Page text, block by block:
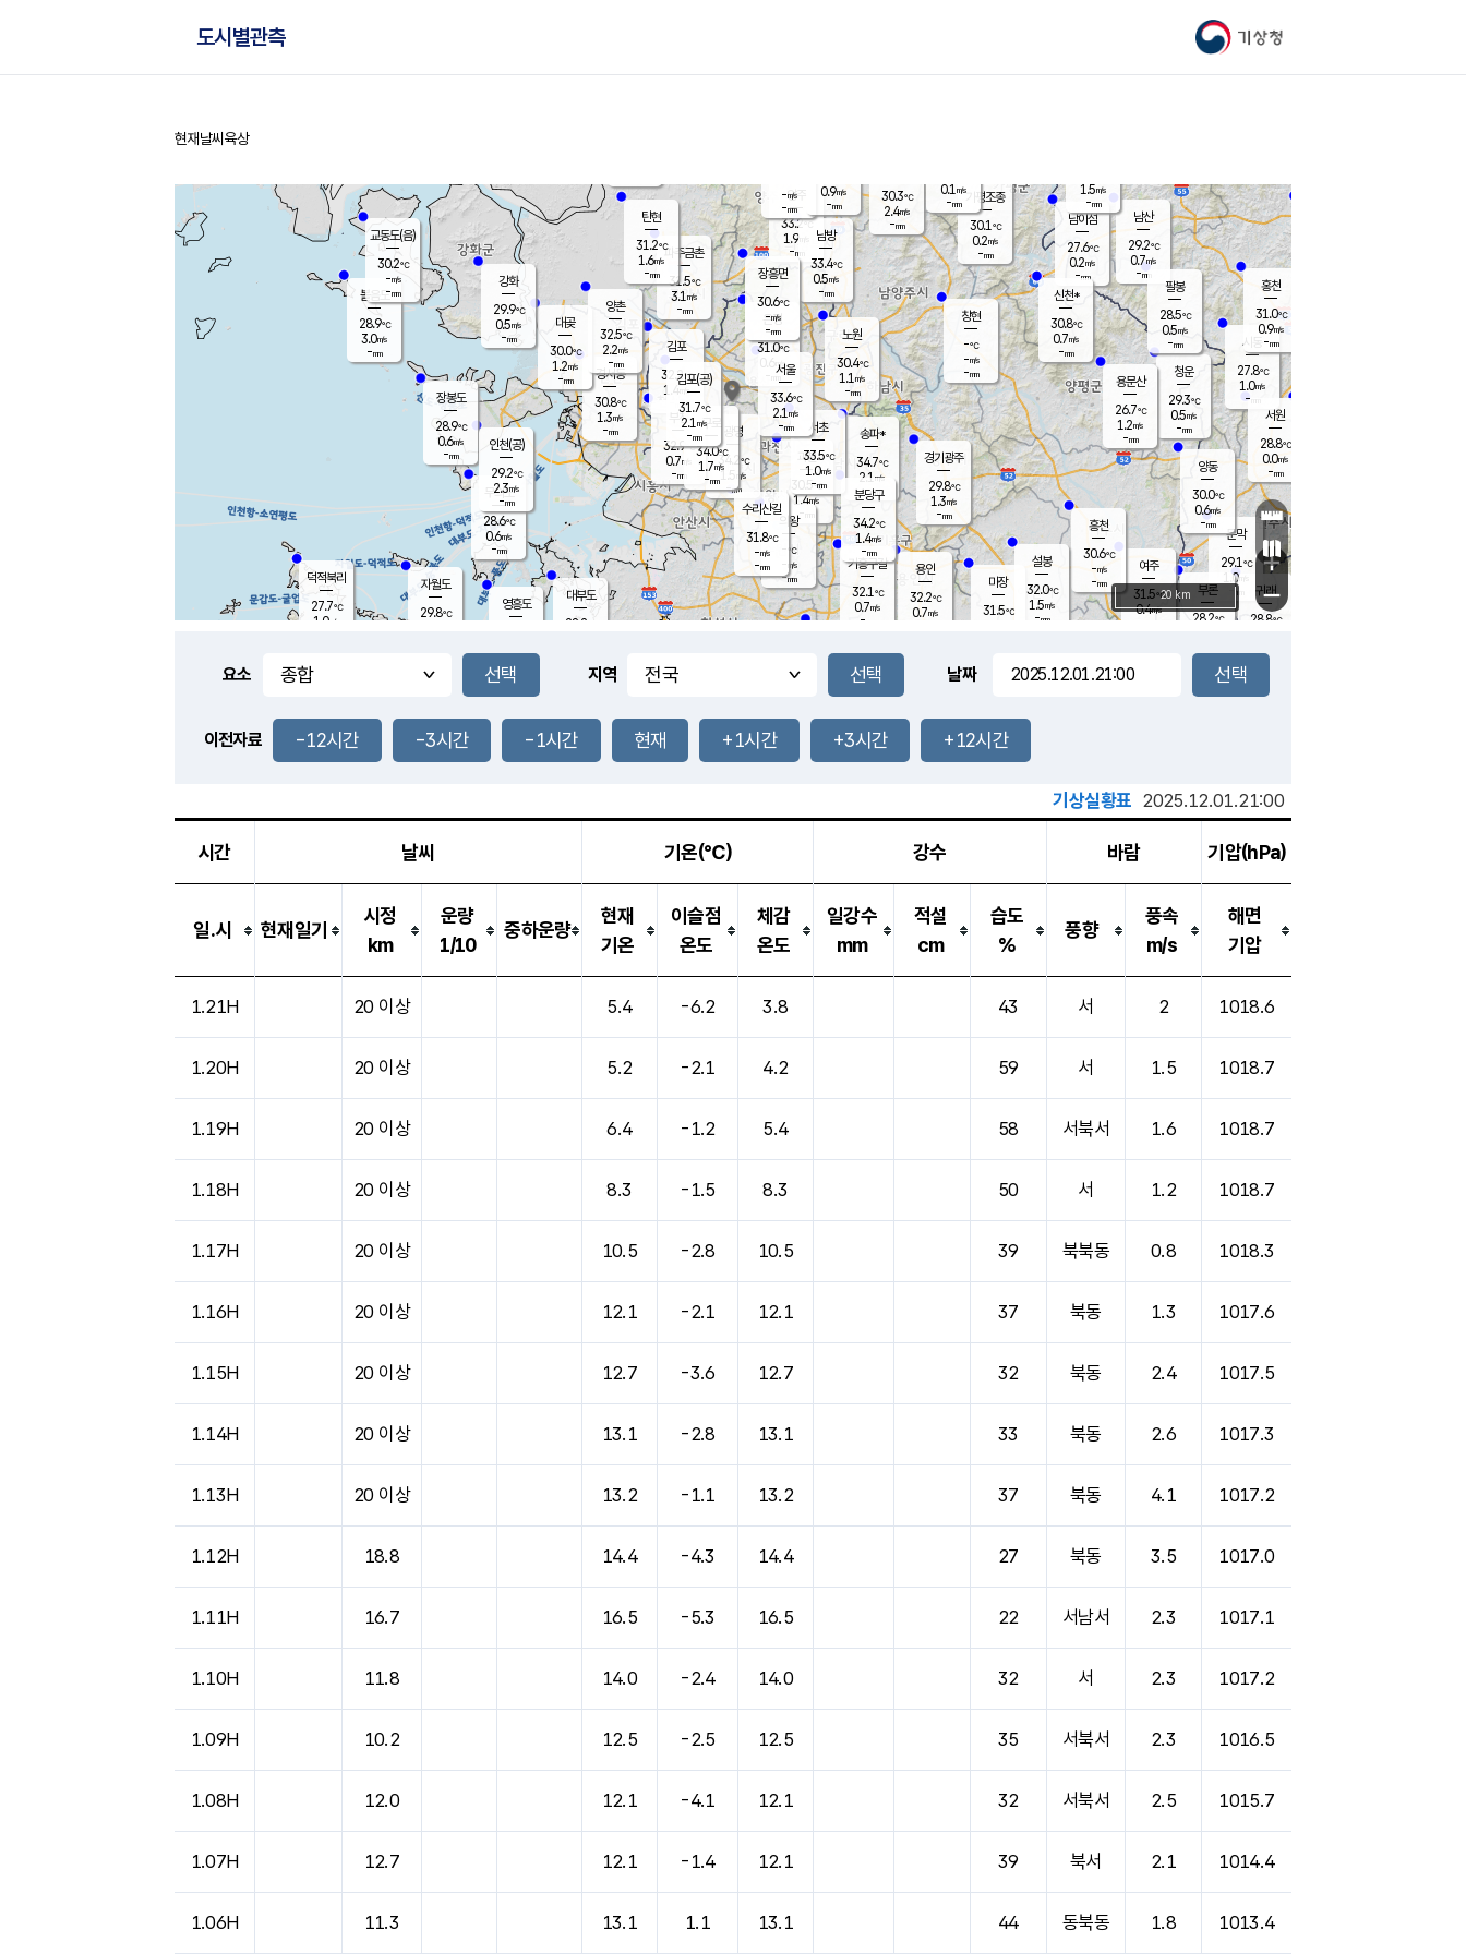
기상청
도시별관측
홈
현재날씨 육상
풍도
1.8m/s
문막
29.1℃
1.0m/s
mm
남이섬
27.6℃
0.2m/s
-mm
무의도
28.6℃
0.6m/s
-mm
영흥도
볼음도
28.9℃
3.0m/s
-mm
자월도
29.8℃
양주
33.2℃
1.9
-mm
부론
28.2℃
과천
30.5℃
1.4m/s
- mm
남산
29.2℃
0.7m/s
-mm
장봉도
28.9℃
0.6m/s
-mm
-mm
청운
29.3℃
0.5m/s
-mm
팔봉
28.5℃
0.5m/s
-mm
-mm
용인
32.2℃
0.7m/s
여주
31.5℃
0.4m/s
양동
30.0℃
0.6m/s
-mm
경기광주
29.8℃
1.3m/s
-mm
장호원
1.5m/s
-mm
28.4
℃
대부도
28.2
-
경서동
30.8℃
1.3m/s
-mm
파주금촌
31.5℃
3.1 m/s
-mm
가평조종
30.1℃
0.2m/s
-mm
30.3℃
2.4m/s
-mm
대곶
30.0℃
1.2m/s
-mm
신천*
30.8℃
0.7m/s
-mm
창현
-℃
-m/s
-mm
탄현
31.2℃
1.6m/s
-mm
0.1 m/s
-mm
33.8℃
0.9m/s
-mm
흥천
30.6℃
-m/s
-mm
마장
31.5℃
의왕
- ℃
-m/s
-mm
김포
32.2℃
1.4 m/s
mm
설봉
32.0℃
1.5m/s
-mm
광명
34.2 ℃
1.5 m/s
-mm
부천
32.9℃
0.7m/s
-mm
-mm
양촌
32.5℃
2.2m/s
-mm
구로
34.0℃
1.7m/s
-mm
은평
31.0℃
0.6 m/s
- mm
노원
30.4℃
1.1 m/s
-mm
송파*
34.7℃
2.1 m/s
-mm
서초
33.5℃
1.0m/s
-mm
남방
33.4℃
0.5m/s
-mm
기흥구갈
32.1℃
0.7m/s
-
수리산길
31.8℃
-m/s
-mm
분당구
34.2℃
1.4m/s
-mm
장흥면
30.6℃
-m/s
-mm
-m/s
-mm
시동
27.8℃
1.0m/s
- mm
귀래
28.8℃
서원
28.8℃
0.0m/s
-mm
용문산
26.7℃
1.2m/s
-mm
덕적북리
27.7℃
1.0m/s
홍천
31.0℃
0.9m/s
-mm
강화
29.9℃
0.5m/s
-mm
인천(공)
29.2℃
2.3m/s
-mm
김포(공)
31.7℃
2.1 m/s
-mm
서울
33.6℃
2.1 m/s
-mm
0.9m/s
-mm
교동도(음)
30.2℃
-m/s
-mm
+
−
20 km
요소 지역 날짜
이전자료 -12시간 -3시간 -1시간 현재 +1시간 +3시간 +12시간
기상실황표 2025.12.01.21:00
시간 날씨 기온(℃) 강수 바람 기압(hPa)
일.시 현재일기
시정
km
운량
1/10
중하운량
현재
기온
이슬점
온도
체감
온도
일강수
mm
적설
cm
습도
%
풍향
풍속
m/s
해면
기압
1.21H 20 이상 5.4 -6.2 3.8 43 서 2 1018.6
1.20H 20 이상 5.2 -2.1 4.2 59 서 1.5 1018.7
1.19H 20 이상 6.4 -1.2 5.4 58 서북서 1.6 1018.7
1.18H 20 이상 8.3 -1.5 8.3 50 서 1.2 1018.7
1.17H 20 이상 10.5 -2.8 10.5 39 북북동 0.8 1018.3
1.16H 20 이상 12.1 -2.1 12.1 37 북동 1.3 1017.6
1.15H 20 이상 12.7 -3.6 12.7 32 북동 2.4 1017.5
1.14H 20 이상 13.1 -2.8 13.1 33 북동 2.6 1017.3
1.13H 20 이상 13.2 -1.1 13.2 37 북동 4.1 1017.2
1.12H 18.8 14.4 -4.3 14.4 27 북동 3.5 1017.0
1.11H 16.7 16.5 -5.3 16.5 22 서남서 2.3 1017.1
1.10H 11.8 14.0 -2.4 14.0 32 서 2.3 1017.2
1.09H 10.2 12.5 -2.5 12.5 35 서북서 2.3 1016.5
1.08H 12.0 12.1 -4.1 12.1 32 서북서 2.5 1015.7
1.07H 12.7 12.1 -1.4 12.1 39 북서 2.1 1014.4
1.06H 11.3 13.1 1.1 13.1 44 동북동 1.8 1013.4